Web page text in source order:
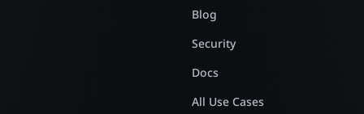
Blog
Security
Docs
All Use Cases